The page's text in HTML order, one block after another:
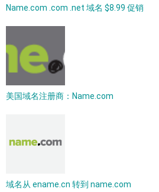
Name.com .com .net 域名 $8.99 促销
美国域名注册商：Name.com
域名从 ename.cn 转到 name.com